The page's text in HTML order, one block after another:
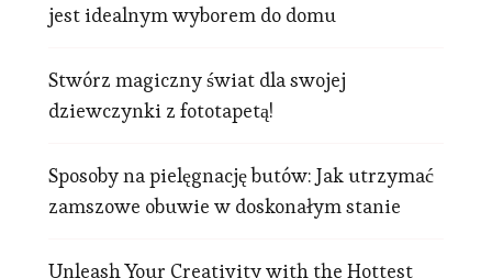
jest idealnym wyborem do domu
Stwórz magiczny świat dla swojej
dziewczynki z fototapetą!
Sposoby na pielęgnację butów: Jak utrzymać
zamszowe obuwie w doskonałym stanie
Unleash Your Creativity with the Hottest